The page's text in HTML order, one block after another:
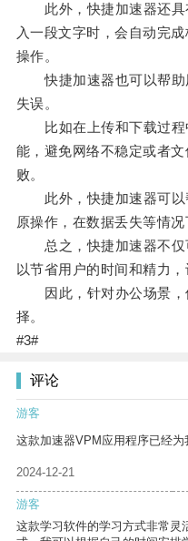
此外，快捷加速器还具
入一段文字时，会自动完
操作。
快捷加速器也可以帮助
失误。
比如在上传和下载过程
能，避免网络不稳定或者
败。
此外，快捷加速器可以
原操作，在数据丢失等情
总之，快捷加速器不仅
以节省用户的时间和精力
因此，针对办公场景，
择。
#3#
评论
游客
这款加速器VPM应用程序已经为
2024-12-21
游客
这款学习软件的学习方式非常灵